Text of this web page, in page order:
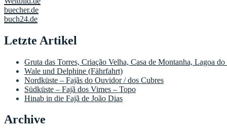
buecher.de
buch24.de
Letzte Artikel
Gruta das Torres, Criação Velha, Casa de Montanha, Lagoa
Wale und Delphine (Fährfahrt)
Nordküste – Fajãs do Ouvidor / dos Cubres
Südküste – Fajã dos Vimes – Topo
Hinab in die Fajã de João Dias
Archive